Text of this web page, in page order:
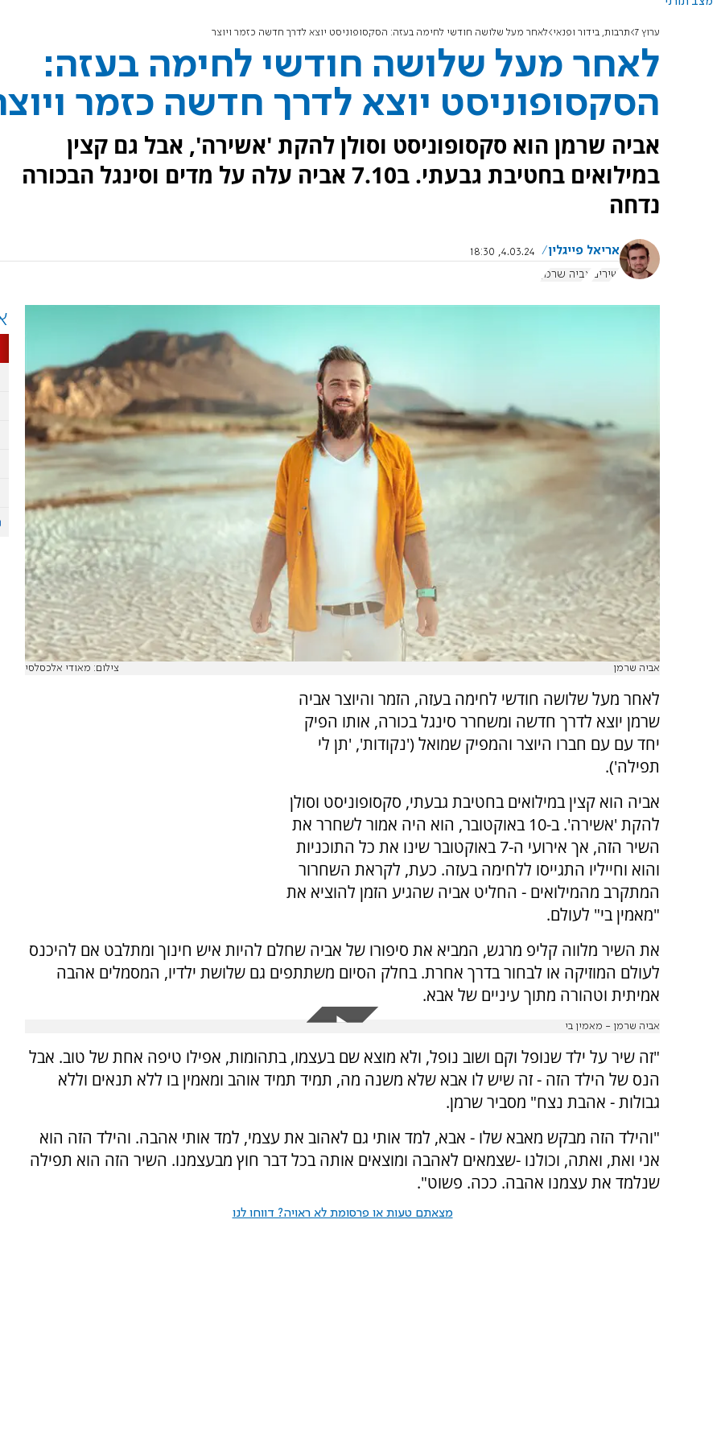
ערוץ 7 תרבות, בידור ופנאי לאחר מעל שלושה חודשי לחימה בעזה: הסקסופוניסט יוצא לדרך חדשה כזמר ויוצר
לאחר מעל שלושה חודשי לחימה בעזה:
הסקסופוניסט יוצא לדרך חדשה כזמר
אביה שרמן הוא סקסופוניסט וסולן להקת 'אשירה', אבל גם קצין
במילואים בחטיבת גבעתי. ב7.10 אביה עלה על מדים וסינגל הבכורה
נדחה
אריאל פייגלין
4.03.24, 18:30
שירים אביה שרמן
אביה שרמן צילום: מאודי אלכסלסי
לאחר מעל שלושה חודשי לחימה בעזה, הזמר והיוצר אביה
שרמן יוצא לדרך חדשה ומשחרר סינגל בכורה, אותו הפיק
יחד עם עם חברו היוצר והמפיק שמואל ('נקודות', 'תן לי
תפילה').
אביה הוא קצין במילואים בחטיבת גבעתי, סקסופוניסט וסולן
להקת 'אשירה'. ב-10 באוקטובר, הוא היה אמור לשחרר את
השיר הזה, אך אירועי ה-7 באוקטובר שינו את כל התוכניות
והוא וחייליו התגייסו ללחימה בעזה. כעת, לקראת השחרור
המתקרב מהמילואים - החליט אביה שהגיע הזמן להוציא את
"מאמין בי" לעולם.
את השיר מלווה קליפ מרגש, המביא את סיפורו של אביה שחלם להיות איש חינוך ומתלבט אם להיכנס
לעולם המוזיקה או לבחור בדרך אחרת. בחלק הסיום משתתפים גם שלושת ילדיו, המסמלים אהבה
אמיתית וטהורה מתוך עיניים של אבא.
אביה שרמן - מאמין בי
"זה שיר על ילד שנופל וקם ושוב נופל, ולא מוצא שם בעצמו, בתהומות, אפילו טיפה אחת של טוב. אבל
הנס של הילד הזה - זה שיש לו אבא שלא משנה מה, תמיד תמיד אוהב ומאמין בו ללא תנאים וללא
גבולות - אהבת נצח" מסביר שרמן.
"והילד הזה מבקש מאבא שלו - אבא, למד אותי גם לאהוב את עצמי, למד אותי אהבה. והילד הזה הוא
אני ואת, ואתה, וכולנו -שצמאים לאהבה ומוצאים אותה בכל דבר חוץ מבעצמנו. השיר הזה הוא תפילה
שנלמד את עצמנו אהבה. ככה. פשוט".
מצאתם טעות או פרסומת לא ראויה? דווחו לנו